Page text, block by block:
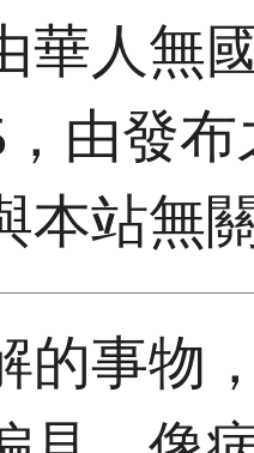
華人無
，由發
本站無
的事物